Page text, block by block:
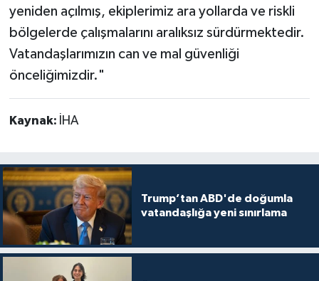
yeniden açılmış, ekiplerimiz ara yollarda ve riskli
bölgelerde çalışmalarını aralıksız sürdürmektedir.
Vatandaşlarımızın can ve mal güvenliği
önceliğimizdir."
Kaynak: İHA
Trump’tan ABD'de doğumla
vatandaşlığa yeni sınırlama